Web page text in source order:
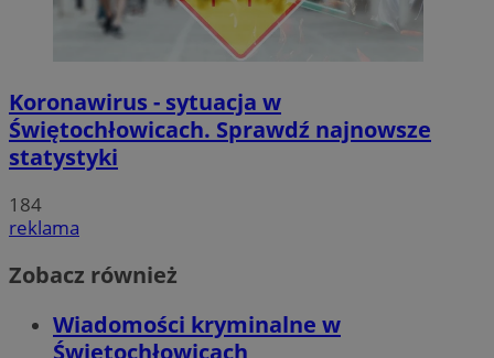
Koronawirus - sytuacja w
Świętochłowicach. Sprawdź najnowsze
statystyki
184
reklama
Zobacz również
Wiadomości kryminalne w
Świętochłowicach